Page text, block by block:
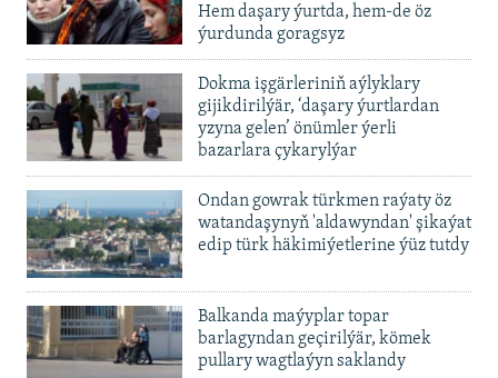
720p 1080p
Hem daşary ýurtda, hem-de öz
ýurdunda goragsyz
Dokma işgärleriniň aýlyklary
gijikdirilýär, ‘daşary ýurtlardan
yzyna gelen’ önümler ýerli
bazarlara çykarylýar
Ondan gowrak türkmen raýaty öz
watandaşynyň 'aldawyndan' şikaýat
edip türk häkimiýetlerine ýüz tutdy
Balkanda maýyplar topar
barlagyndan geçirilýär, kömek
pullary wagtlaýyn saklandy